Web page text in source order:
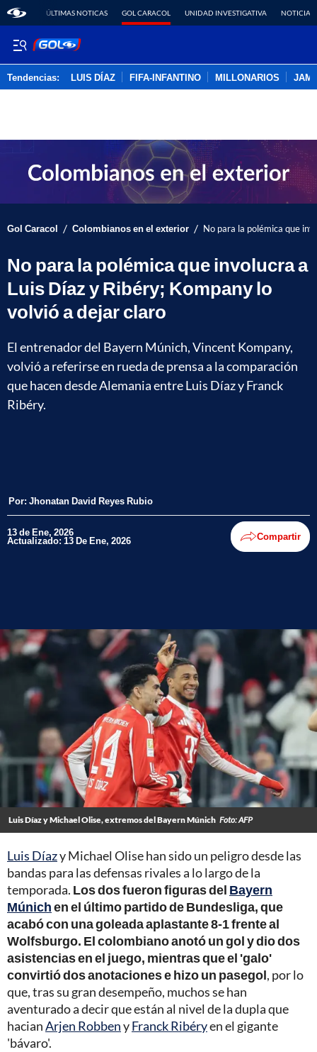
ÚLTIMAS NOTICAS GOL CARACOL UNIDAD INVESTIGATIVA NOTICIAS
Tendencias: LUIS DÍAZ FIFA-INFANTINO MILLONARIOS
Gol Caracol / Colombianos en el exterior / No para la polémica que
No para la polémica que involucra a
Luis Díaz y Ribéry; Kompany lo
volvió a dejar claro
El entrenador del Bayern Múnich, Vincent Kompany,
volvió a referirse en rueda de prensa a la comparación
que hacen desde Alemania entre Luis Díaz y Franck
Ribéry.
Por: Jhonatan David Reyes Rubio
13 de Ene, 2026
Actualizado: 13 De Ene, 2026 Compartir
Luis Díaz y Michael Olise, extremos del Bayern Múnich Foto: AFP
Luis Díazy Michael Olise han sido un peligro desde las
bandas para las defensas rivales a lo largo de la
temporada. Los dos fueron figuras del Bayern
Múnichen el último partido de Bundesliga, que
acabó con una goleada aplastante 8-1 frente al
Wolfsburgo. El colombiano anotó un gol y dio dos
asistencias en el juego, mientras que el 'galo'
convirtió dos anotaciones e hizo un pasegol, por lo
que, tras su gran desempeño, muchos se han
aventurado a decir que están al nivel de la dupla que
hacianArjen RobbenyFranck Ribéryen el gigante
'bávaro'.